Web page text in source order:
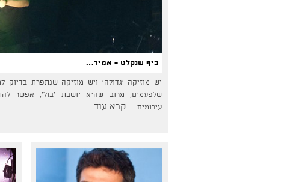
כיף שנקלט - אמיר…
יש מוזיקה 'גדולה' ויש מוזיקה שנתפרת בדיוק
שלפעמים, מרוב שהיא יושבת 'בול', אפשר
עירומים.
...קרא עוד